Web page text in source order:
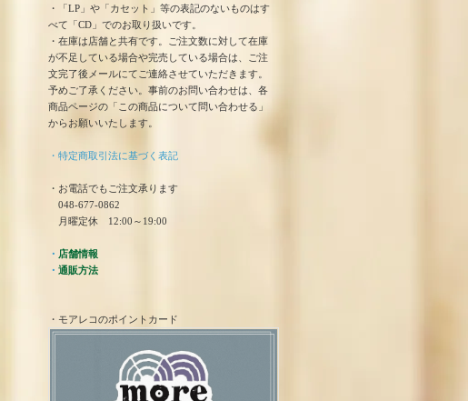
・「LP」や「カセット」等の表記のないものはす
べて「CD」でのお取り扱いです。
・在庫は店舗と共有です。ご注文数に対して在庫
が不足している場合や完売している場合は、ご注
文完了後メールにてご連絡させていただきます。
予めご了承ください。事前のお問い合わせは、各
商品ページの「この商品について問い合わせる」
からお願いいたします。
・特定商取引法に基づく表記
・お電話でもご注文承ります
048-677-0862
月曜定休 12:00～19:00
・ 店舗情報
・ 通販方法
・モアレコのポイントカード